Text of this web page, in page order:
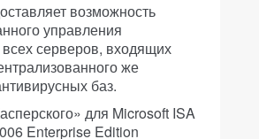
возможность
управления
серверов, входящих
же
баз.
для Microsoft ISA
Enterprise Edition